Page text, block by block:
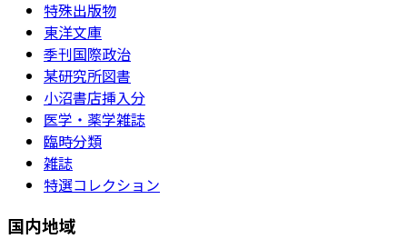
特殊出版物
東洋文庫
季刊国際政治
某研究所図書
小沼書店挿入分
医学・薬学雑誌
臨時分類
雑誌
特選コレクション
国内地域